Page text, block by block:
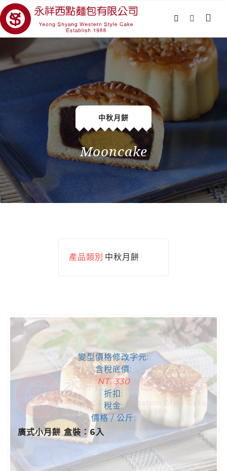
中秋月餅
Mooncake
產品類別 中秋月餅
變型價格修改字元:
含稅底價:
NT. 330
折扣:
稅金:
價格 / 公斤:
廣式小月餅 盒裝：6入